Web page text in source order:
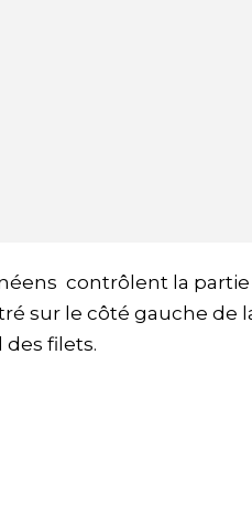
contrôlent la
sur le côté gauche
des filets.